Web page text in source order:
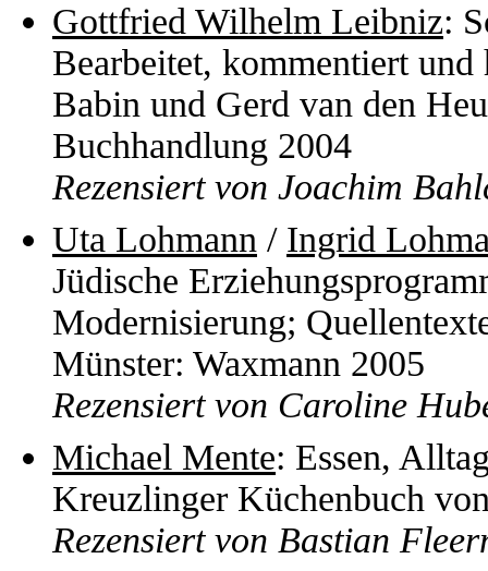
Gottfried Wilhelm Leibniz:
Bearbeitet, kommentiert
Babin und Gerd van den
Buchhandlung 2004
Rezensiert von Joachim
Uta Lohmann / Ingrid
Jüdische
Modernisierung;
Münster: Waxmann 2005
Rezensiert von Caroline
Michael Mente: Essen,
Kreuzlinger Küchenbuch
Rezensiert von Bastian